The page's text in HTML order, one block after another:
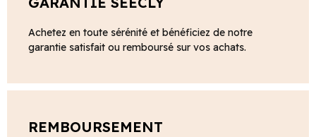
Achetez en toute sérénité et bénéficiez de notre
garantie satisfait ou remboursé sur vos achats.
REMBOURSEMENT